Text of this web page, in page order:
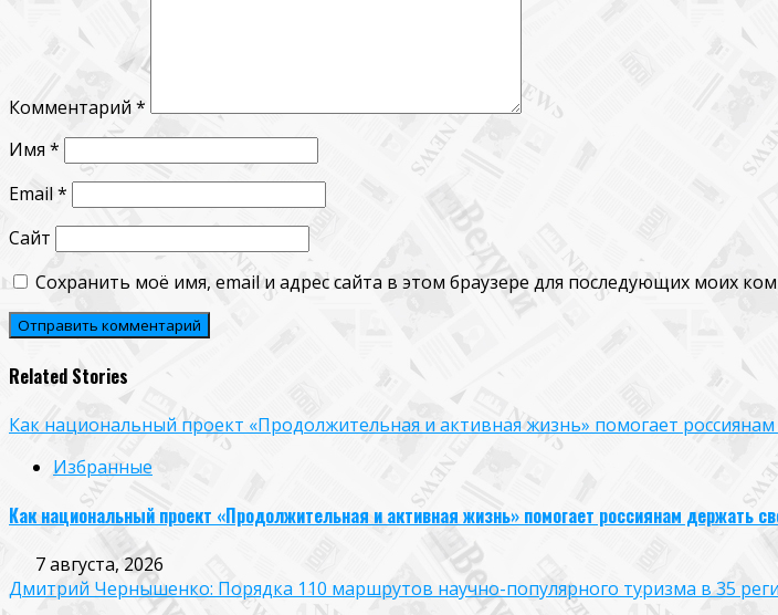
Комментарий*
Имя *
Email*
Сайт
Сохранить моё имя, email и адрес сайта в этом браузере для последующих моих
Related Stories
Как национальный проект «Продолжительная и активная жизнь» помогает
Избранные
Как национальный проект «Продолжительная и активная жизнь» помогает россиянам держать
7 августа, 2026
Дмитрий Чернышенко: Порядка 110 маршрутов научно-популярного туризма в 35